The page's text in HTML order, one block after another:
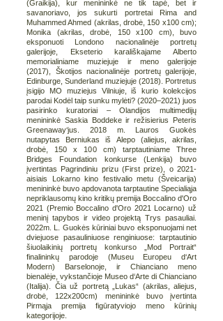
(Graikija), kur menininkė ne tik tapė, bet ir
savanoriavo, jos sukurti portretai Rima and
Muhammed Ahmed (akrilas, drobė, 150 x100 cm);
Monika (akrilas, drobė, 150 x100 cm), buvo
eksponuoti Londono nacionalinėje portretų
galerijoje, Ekseterio karališkajame Alberto
memorialiniame muziejuje ir meno galerijoje
(2017), Škotijos nacionalinėje portretų galerijoje,
Edinburge, Sunderland muziejuje (2018). Portretus
įsigijo MO muziejus Vilniuje, iš kurio kolekcijos
parodai Kodėl taip sunku mylėti? (2020–2021) juos
pasirinko kuratoriai – Olandijos multimedijų
menininkė Saskia Boddeke ir režisierius Peteris
Greenaway‘jus. 2018 m. Lauros Guokės
nutapytas Berniukas iš Alepo (aliejus, akrilas,
drobė, 150 x 100 cm) tarptautiniame Three
Bridges Foundation konkurse (Lenkija) buvo
įvertintas Pagrindiniu prizu (First prize), o 2021-
aisiais Lokarno kino festivalio metu (Šveicarija)
menininkė buvo apdovanota tarptautine Specialiąja
nepriklausomų kino kritikų premija Boccalino d'Oro
2021 (Premio Boccalino d'Oro 2021 Locarno) už
meninį tapybos ir video projektą Trys pasauliai.
2022m. L. Guokės kūriniai buvo eksponuojami net
dviejuose pasauliniuose renginiuose: tarptautinio
šiuolaikinių portretų konkurso „Mod Portrait“
finalininkų parodoje (Museu Europeu d‘Art
Modern) Barselonoje, ir Chianciano meno
bienalėje, vykstančioje Museo d‘Arte di Chianciano
(Italija). Čia už portretą „Lukas“ (akrilas, aliejus,
drobė, 122x200cm) menininkė buvo įvertinta
Pirmąja premija figūratyviojo meno kūrinių
kategorijoje.